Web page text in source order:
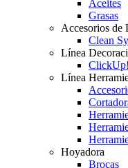
Aceites
Grasas
Accesorios de
Clean
Línea
ClickUp!
Línea
Hoyadora
Brocas